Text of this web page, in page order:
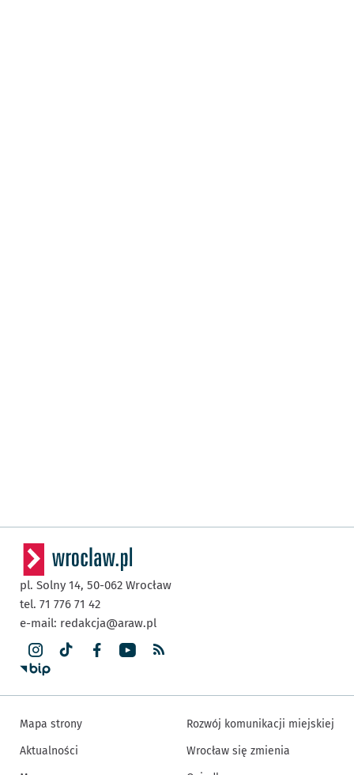
pl. Solny 14, 50-062 Wrocław
tel. 71 776 71 42
e-mail: redakcja@araw.pl
Mapa strony
Aktualności
Rozwój komunikacji miejskiej
Wrocław się zmienia